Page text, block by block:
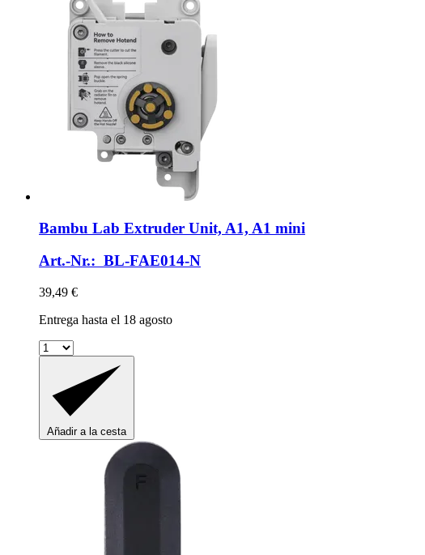
Bambu Lab Extruder Unit, A1, A1 mini
Art.-Nr.: BL-FAE014-N
39,49 €
Entrega hasta el 18 agosto
Añadir a la cesta